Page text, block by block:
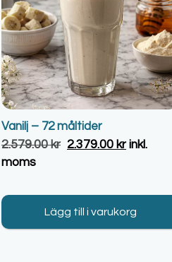
Vanilj – 72 måltider
2.579.00kr 2.379.00 krinkl.
moms
Lägg till i varukorg